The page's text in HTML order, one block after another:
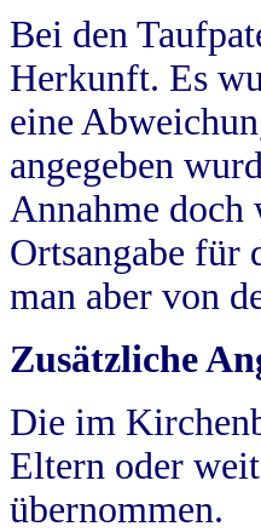
Bei den
Herkunft. Es
eine
angegeben
Annahme
Ortsangabe für
man aber von
Zusätzliche
Die im
Eltern oder
übernommen.